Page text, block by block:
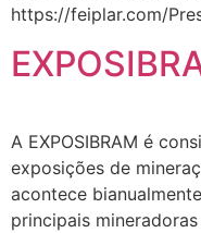
https://feiplar.com/
A EXPOSIBRAM é
exposições de
acontece
principais